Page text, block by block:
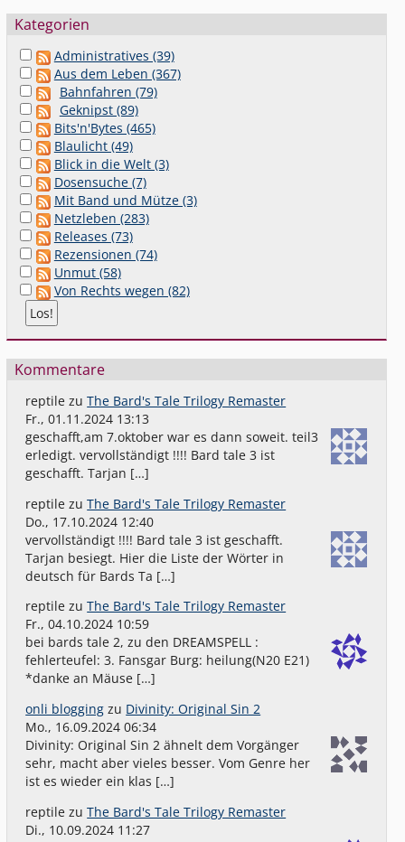
Kategorien
Administratives (39)
Aus dem Leben (367)
Bahnfahren (79)
Geknipst (89)
Bits'n'Bytes (465)
Blaulicht (49)
Blick in die Welt (3)
Dosensuche (7)
Mit Band und Mütze (3)
Netzleben (283)
Releases (73)
Rezensionen (74)
Unmut (58)
Von Rechts wegen (82)
Kommentare
reptile zuThe Bard's Tale Trilogy Remaster
Fr., 01.11.2024 13:13
geschafft,am 7.oktober war es dann soweit. teil3
erledigt. vervollständigt !!!! Bard tale 3 ist
geschafft. Tarjan […]
reptile zuThe Bard's Tale Trilogy Remaster
Do., 17.10.2024 12:40
vervollständigt !!!! Bard tale 3 ist geschafft.
Tarjan besiegt. Hier die Liste der Wörter in
deutsch für Bards Ta […]
reptile zuThe Bard's Tale Trilogy Remaster
Fr., 04.10.2024 10:59
bei bards tale 2, zu den DREAMSPELL :
fehlerteufel: 3. Fansgar Burg: heilung(N20 E21)
*danke an Mäuse […]
onli blogging zu Divinity: Original Sin 2
Mo., 16.09.2024 06:34
Divinity: Original Sin 2 ähnelt dem Vorgänger
sehr, macht aber vieles besser. Vom Genre her
ist es wieder ein klas […]
reptile zuThe Bard's Tale Trilogy Remaster
Di., 10.09.2024 11:27